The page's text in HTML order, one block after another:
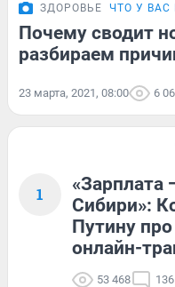
ЗДОРОВЬЕ ЧТО У ВАС
Почему сводит
разбираем
23 марта, 2021, 08:00 6
1
«Зарплата
Сибири»:
Путину
онлайн-
53 468 136